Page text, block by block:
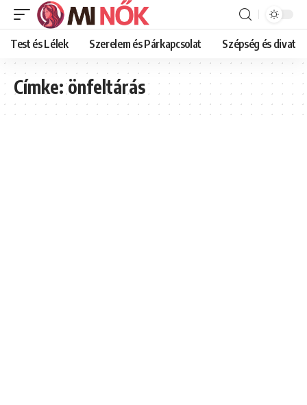
Test és Lélek Szerelem és Párkapcsolat Szépség és divat
Címke:önfeltárás